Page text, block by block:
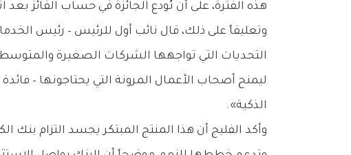
هذه الفترة، على أن تُودع الجائزة في حساب الفائز بعد
وتعليقاً على ذلك، قال نائب أول للرئيس – رئيس
التحديات التي تواجهها الشركات الصغيرة
ليمنح أصحاب الأعمال المرونة التي يحتاجونها –
الذكية».
وأكد الفليج أن هذا المنتج المبتكر يجسد التزام